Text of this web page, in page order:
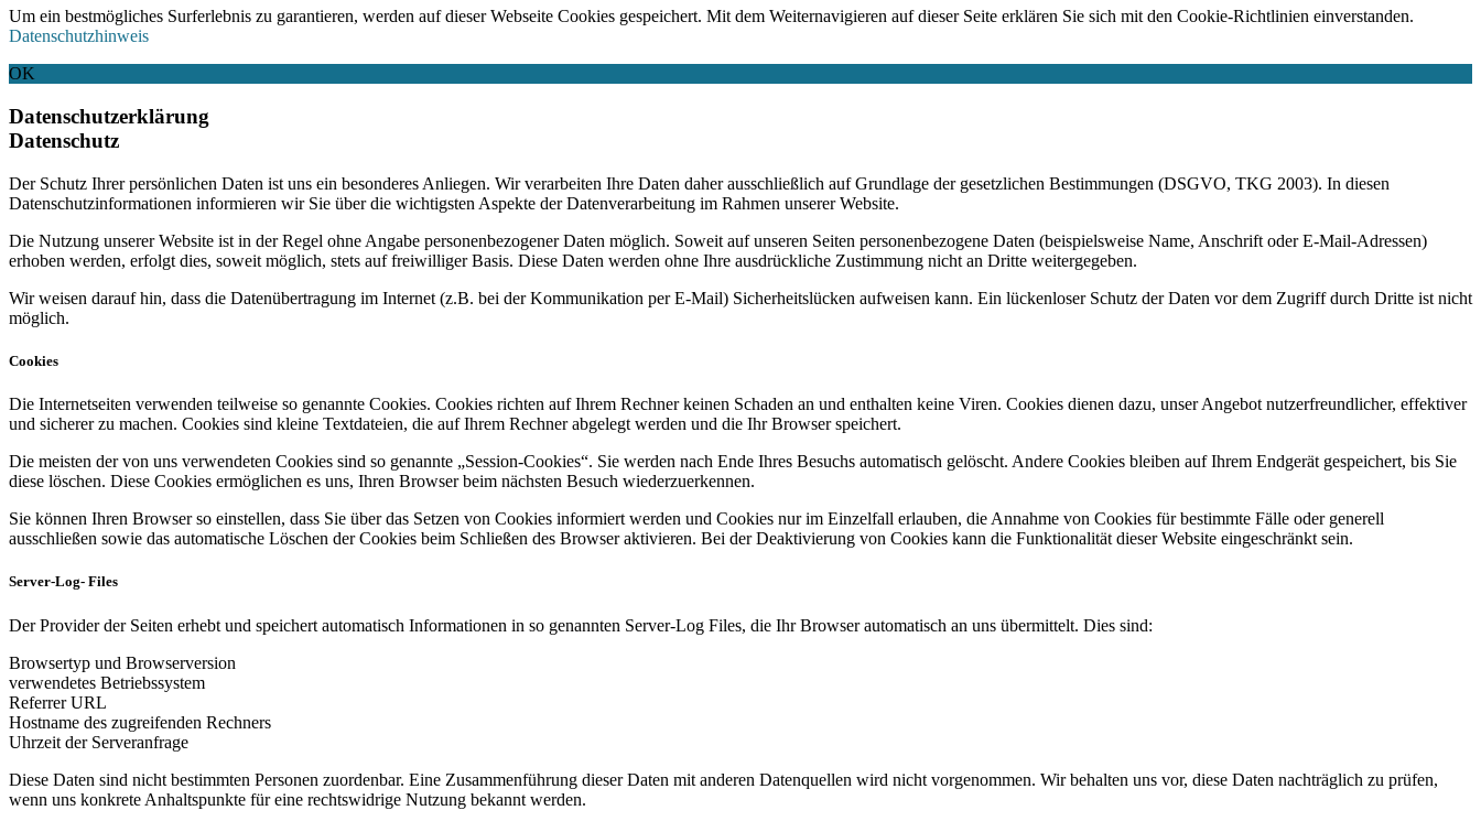
Um ein bestmögliches Surferlebnis zu garantieren, werden auf dieser Webseite Cookies gespeichert. Mit dem Weiternavigieren auf dieser Seite erklären Sie sich mit den Cookie-Richtlinien einverstanden.
Datenschutzhinweis
OK
Datenschutzerklärung
Datenschutz
Der Schutz Ihrer persönlichen Daten ist uns ein besonderes Anliegen. Wir verarbeiten Ihre Daten daher ausschließlich auf Grundlage der gesetzlichen Bestimmungen (DSGVO, TKG 2003). In diesen
Datenschutzinformationen informieren wir Sie über die wichtigsten Aspekte der Datenverarbeitung im Rahmen unserer Website.
Die Nutzung unserer Website ist in der Regel ohne Angabe personenbezogener Daten möglich. Soweit auf unseren Seiten personenbezogene Daten (beispielsweise Name, Anschrift oder E-Mail-Adressen)
erhoben werden, erfolgt dies, soweit möglich, stets auf freiwilliger Basis. Diese Daten werden ohne Ihre ausdrückliche Zustimmung nicht an Dritte weitergegeben.
Wir weisen darauf hin, dass die Datenübertragung im Internet (z.B. bei der Kommunikation per E-Mail) Sicherheitslücken aufweisen kann. Ein lückenloser Schutz der Daten vor dem Zugriff durch Dritte ist nicht
möglich.
Cookies
Die Internetseiten verwenden teilweise so genannte Cookies. Cookies richten auf Ihrem Rechner keinen Schaden an und enthalten keine Viren. Cookies dienen dazu, unser Angebot nutzerfreundlicher, effektiver
und sicherer zu machen. Cookies sind kleine Textdateien, die auf Ihrem Rechner abgelegt werden und die Ihr Browser speichert.
Die meisten der von uns verwendeten Cookies sind so genannte „Session-Cookies“. Sie werden nach Ende Ihres Besuchs automatisch gelöscht. Andere Cookies bleiben auf Ihrem Endgerät gespeichert, bis Sie
diese löschen. Diese Cookies ermöglichen es uns, Ihren Browser beim nächsten Besuch wiederzuerkennen.
Sie können Ihren Browser so einstellen, dass Sie über das Setzen von Cookies informiert werden und Cookies nur im Einzelfall erlauben, die Annahme von Cookies für bestimmte Fälle oder generell
ausschließen sowie das automatische Löschen der Cookies beim Schließen des Browser aktivieren. Bei der Deaktivierung von Cookies kann die Funktionalität dieser Website eingeschränkt sein.
Server-Log- Files
Der Provider der Seiten erhebt und speichert automatisch Informationen in so genannten Server-Log Files, die Ihr Browser automatisch an uns übermittelt. Dies sind:
Browsertyp und Browserversion
verwendetes Betriebssystem
Referrer URL
Hostname des zugreifenden Rechners
Uhrzeit der Serveranfrage
Diese Daten sind nicht bestimmten Personen zuordenbar. Eine Zusammenführung dieser Daten mit anderen Datenquellen wird nicht vorgenommen. Wir behalten uns vor, diese Daten nachträglich zu prüfen,
wenn uns konkrete Anhaltspunkte für eine rechtswidrige Nutzung bekannt werden.